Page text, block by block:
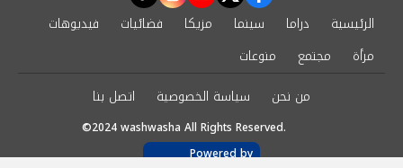
الرئيسية دراما سينما مزيكا فضائيات
فيديوهات
مرأة
مجتمع
منوعات
من نحن
سياسة الخصوصية اتصل بنا
©2024 washwasha All Rights Reserved.
Powered by